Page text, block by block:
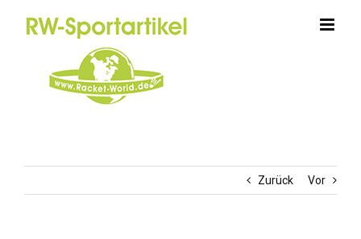
Zurück Vor